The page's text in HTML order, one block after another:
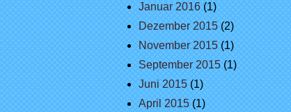
Januar 2016(1)
Dezember 2015(2)
November 2015(1)
September 2015(1)
Juni 2015(1)
April 2015(1)